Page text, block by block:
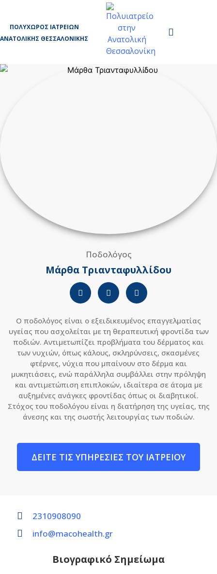
ΠΟΛΥΧΏΡΟΣ ΙΑΤΡΕΊΩΝ
ΑΝΑΤΟΛΙΚΉΣ ΘΕΣΣΑΛΟΝΊΚΗΣ
Ποδολόγος
Μάρθα Τριανταφυλλίδου
Ο ποδολόγος είναι ο εξειδικευμένος επαγγελματίας
υγείας που ασχολείται με τη θεραπευτική φροντίδα των
ποδιών. Αντιμετωπίζει προβλήματα του δέρματος και
των νυχιών, όπως κάλους, σκληρύνσεις, σκασμένες
φτέρνες, νύχια που μπαίνουν στο δέρμα και
μυκητιάσεις, ενώ παράλληλα συμβάλλει στην πρόληψη
και αντιμετώπιση επιπλοκών, ιδιαίτερα σε άτομα με
αυξημένες ανάγκες φροντίδας όπως οι διαβητικοί.
Στόχος του ποδολόγου είναι η διατήρηση της υγείας, της
άνεσης και της σωστής λειτουργίας των ποδιών.
ΔΕΙΤΕ ΤΙΣ ΥΠΗΡΕΣΙΕΣ ΤΟΥ ΙΑΤΡΕΙΟΥ
2310908090
info@macohealth.gr
Βιογραφικό Σημείωμα